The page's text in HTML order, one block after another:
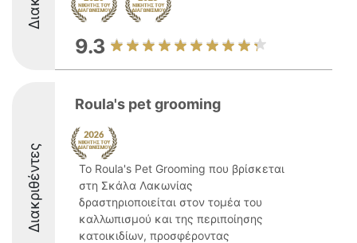
9.3
Διακριθέντες
Roula's pet grooming
Το Roula's Pet Grooming που βρίσκεται
στη Σκάλα Λακωνίας
δραστηριοποιείται στον τομέα του
καλλωπισμού και της περιποίησης
κατοικιδίων, προσφέροντας